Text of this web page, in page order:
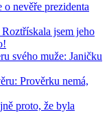
nevěře prezidenta
jsem jeho
svého muže: Janičku
Prověrku nemá,
proto, že byla